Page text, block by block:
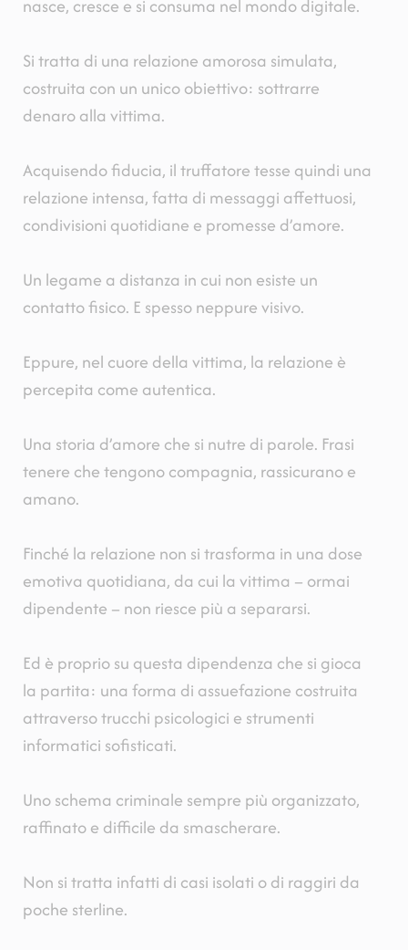
nasce, cresce e si consuma nel mondo digitale.
Si tratta di una relazione amorosa simulata,
costruita con un unico obiettivo: sottrarre
denaro alla vittima.
Acquisendo fiducia, il truffatore tesse quindi una
relazione intensa, fatta di messaggi affettuosi,
condivisioni quotidiane e promesse d’amore.
Un legame a distanza in cui non esiste un
contatto fisico. E spesso neppure visivo.
Eppure, nel cuore della vittima, la relazione è
percepita come autentica.
Una storia d’amore che si nutre di parole. Frasi
tenere che tengono compagnia, rassicurano e
amano.
Finché la relazione non si trasforma in una dose
emotiva quotidiana, da cui la vittima – ormai
dipendente – non riesce più a separarsi.
Ed è proprio su questa dipendenza che si gioca
la partita: una forma di assuefazione costruita
attraverso trucchi psicologici e strumenti
informatici sofisticati.
Uno schema criminale sempre più organizzato,
raffinato e difficile da smascherare.
Non si tratta infatti di casi isolati o di raggiri da
poche sterline.